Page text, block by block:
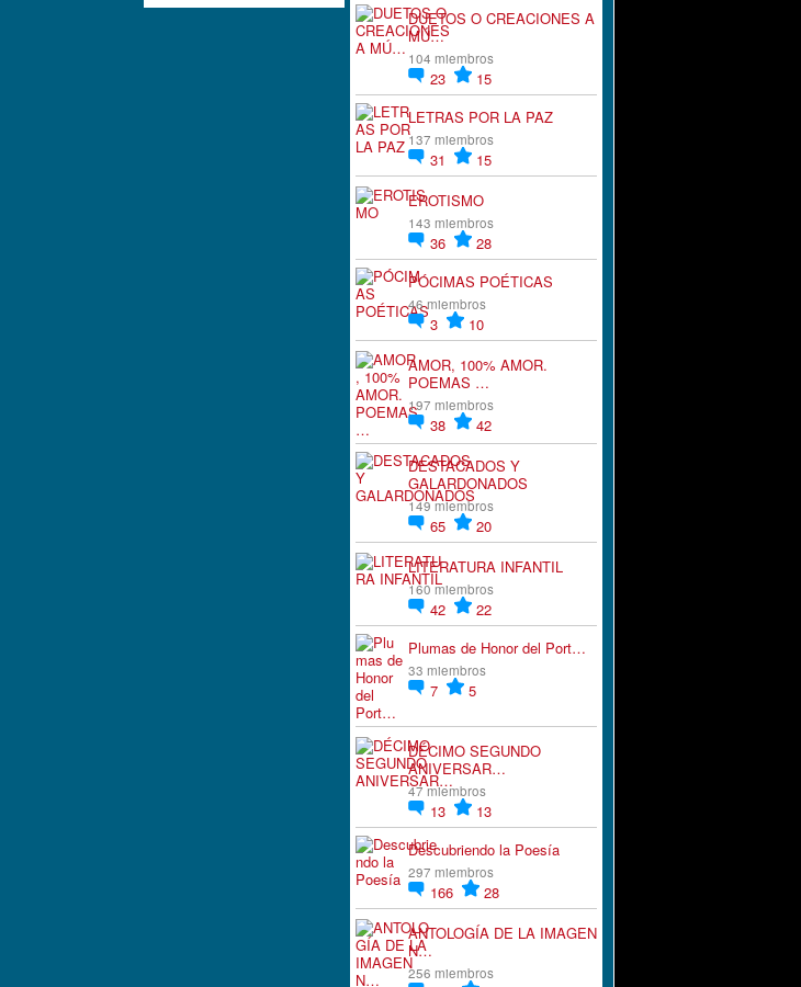
DUETOS O CREACIONES A
MÚ…
104 miembros
23
15
LETRAS POR LA PAZ
137 miembros
31
15
EROTISMO
143 miembros
36
28
PÓCIMAS POÉTICAS
46 miembros
3
10
AMOR, 100% AMOR.
POEMAS …
197 miembros
38
42
DESTACADOS Y
GALARDONADOS
149 miembros
65
20
LITERATURA INFANTIL
160 miembros
42
22
Plumas de Honor del Port…
33 miembros
7 5
DÉCIMO SEGUNDO
ANIVERSAR…
47 miembros
13
13
Descubriendo la Poesía
297 miembros
166
28
ANTOLOGÍA DE LA IMAGEN
N…
256 miembros